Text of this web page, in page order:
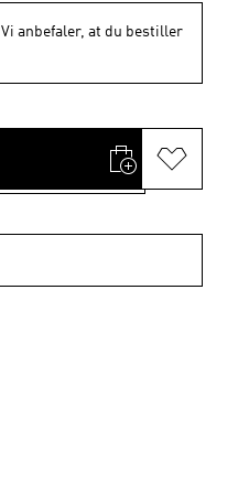
Vi anbefaler, at du bestiller